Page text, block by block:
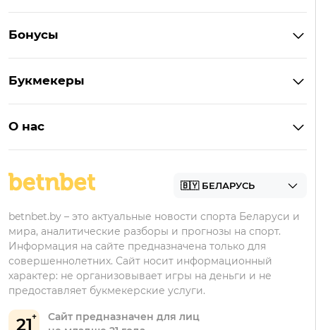
Букмекеры на Андроид
БК для ставок на киберспорт
Бонусы
Бонус на депозит
Бонусы Бетера
Бонусы Винлайн
Букмекеры
Марафонбет
О нас
21
Сайт предназначен для лиц
betnbet.by – это актуальные новости спорта Беларуси и
мира, аналитические разборы и прогнозы на спорт.
Информация на сайте предназначена только для
совершеннолетних. Сайт носит информационный
характер: не организовывает игры на деньги и не
предоставляет букмекерские услуги.